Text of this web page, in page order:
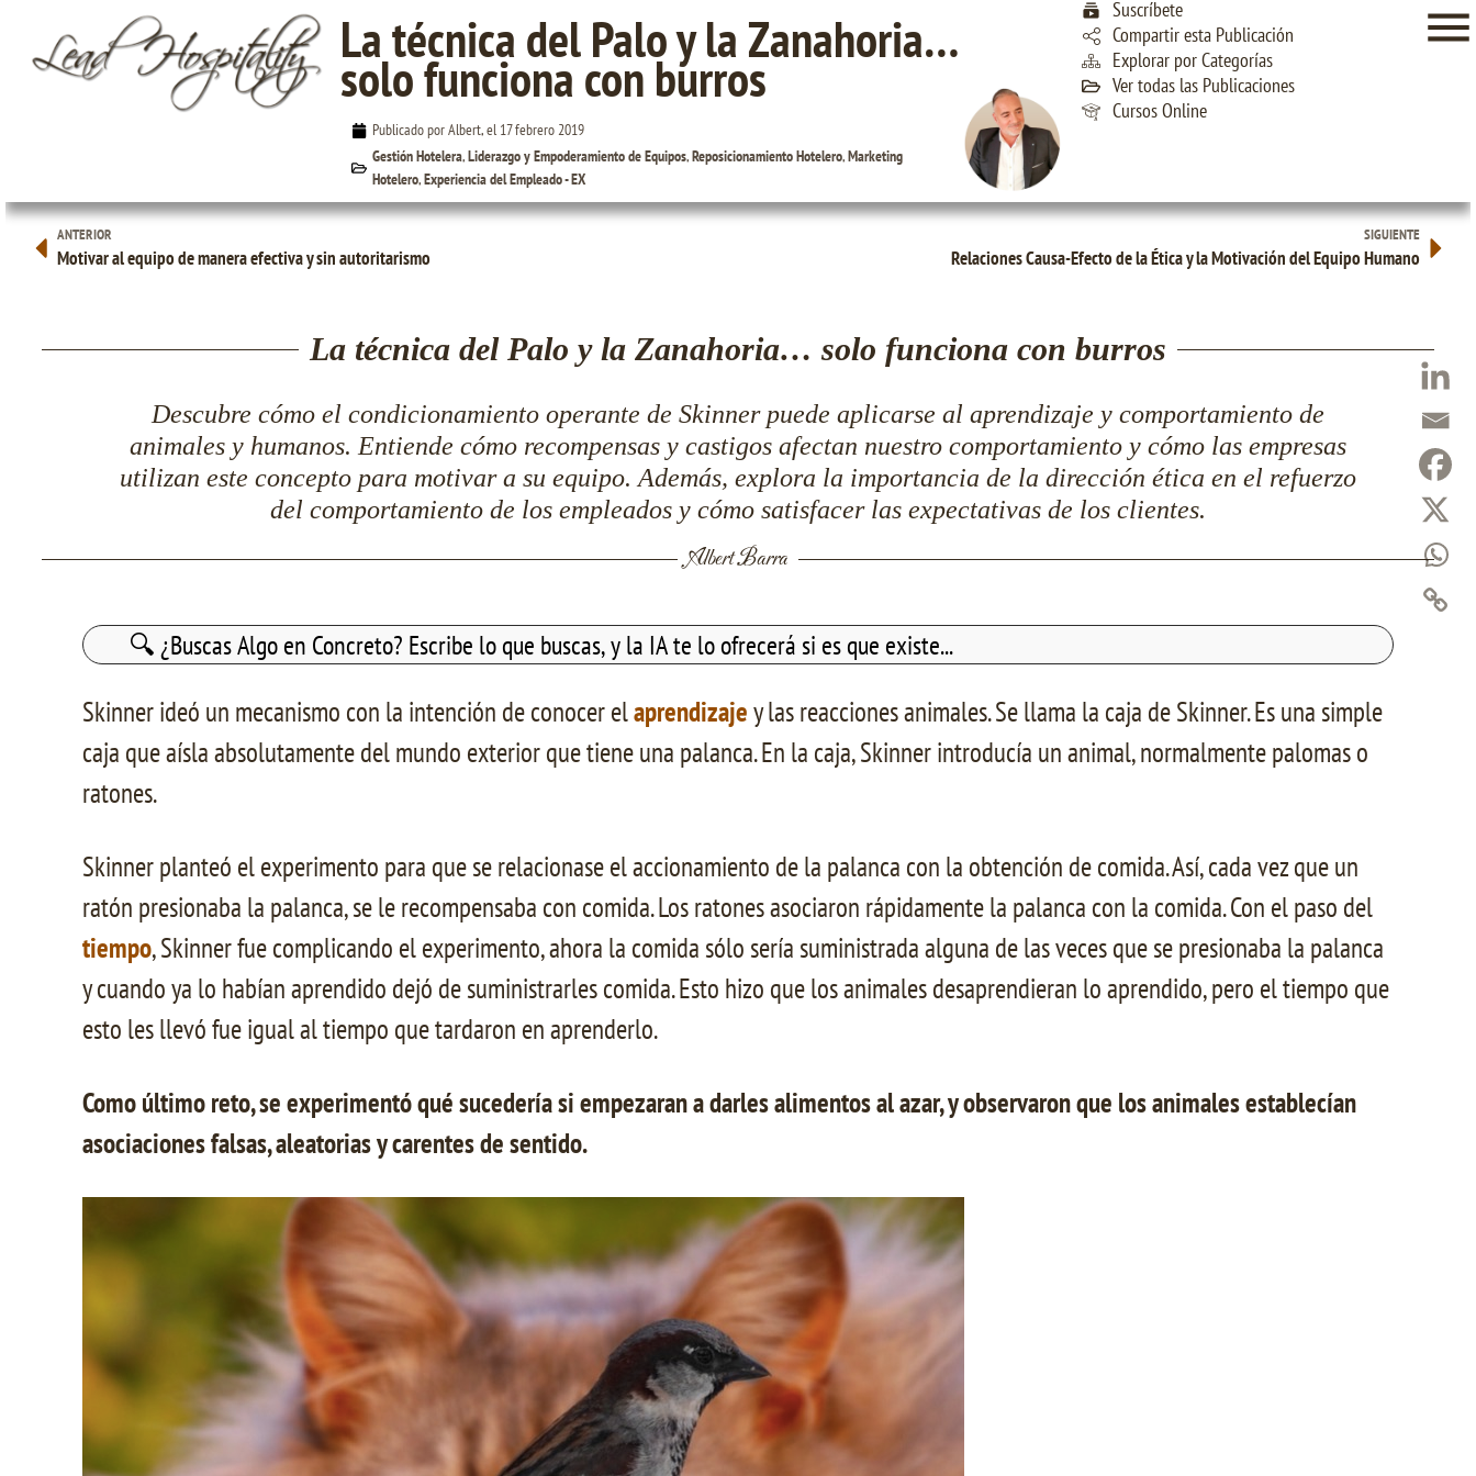
La técnica del Palo y la Zanahoria…
solo funciona con burros
Publicado por Albert, el 17 febrero 2019
Gestión Hotelera,Liderazgo y Empoderamiento de Equipos,Reposicionamiento Hotelero,Marketing
Hotelero,Experiencia del Empleado - EX
Suscríbete
Compartir esta Publicación
Explorar por Categorías
Ver todas las Publicaciones
Cursos Online
ANTERIOR
Motivar al equipo de manera efectiva y sin autoritarismo
SIGUIENTE
Relaciones Causa-Efecto de la Ética y la Motivación del Equipo Humano
La técnica del Palo y la Zanahoria… solo funciona con burros
Descubre cómo el condicionamiento operante de Skinner puede aplicarse al aprendizaje y comportamiento de
animales y humanos. Entiende cómo recompensas y castigos afectan nuestro comportamiento y cómo las empresas
utilizan este concepto para motivar a su equipo. Además, explora la importancia de la dirección ética en el refuerzo
del comportamiento de los empleados y cómo satisfacer las expectativas de los clientes.
Albert Barra
Buscar:
Skinner ideó un mecanismo con la intención de conocer elaprendizajey las reacciones animales. Se llama la caja de Skinner. Es una simple
caja que aísla absolutamente del mundo exterior que tiene una palanca. En la caja, Skinner introducía un animal, normalmente palomas o
ratones.
Skinner planteó el experimento para que se relacionase el accionamiento de la palanca con la obtención de comida. Así, cada vez que un
ratón presionaba la palanca, se le recompensaba con comida. Los ratones asociaron rápidamente la palanca con la comida. Con el paso del
tiempo, Skinner fue complicando el experimento, ahora la comida sólo sería suministrada alguna de las veces que se presionaba la palanca
y cuando ya lo habían aprendido dejó de suministrarles comida. Esto hizo que los animales desaprendieran lo aprendido, pero el tiempo que
esto les llevó fue igual al tiempo que tardaron en aprenderlo.
Como último reto, se experimentó qué sucedería si empezaran a darles alimentos al azar, y observaron que los animales establecían
asociaciones falsas, aleatorias y carentes de sentido.